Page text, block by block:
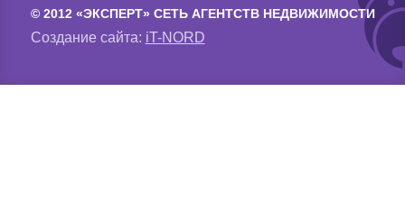
© 2012 «ЭКСПЕРТ» СЕТЬ АГЕНТСТВ НЕДВИЖИМОСТИ
Создание сайта: iT-NORD